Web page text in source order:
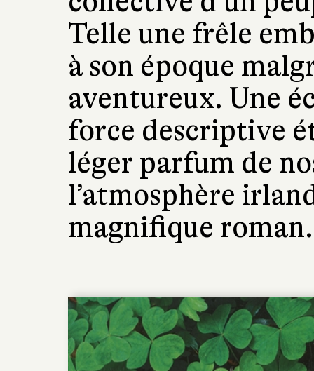
Telle une frêle
à son époque
aventureux. Une
force descriptive
léger parfum de
l’atmosphère
magnifique roman.